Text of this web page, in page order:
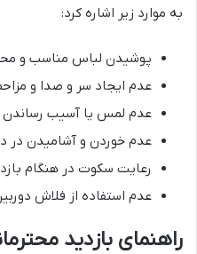
به موارد زیر اشاره کرد:
پوشیدن لباس مناسب و
عدم ایجاد سر و صدا و
عدم لمس یا آسیب رساندن
عدم خوردن و آشامیدن در
رعایت سکوت در هنگام
عدم استفاده از فلاش
راهنمای بازدید